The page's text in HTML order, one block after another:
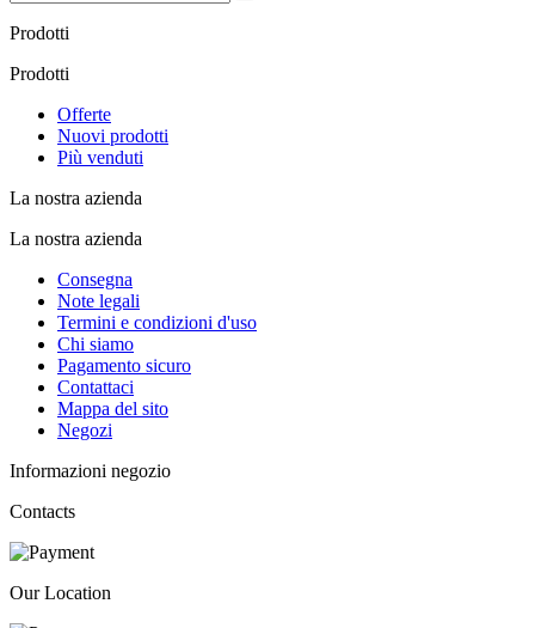
Prodotti
Prodotti
Offerte
Nuovi prodotti
Più venduti
La nostra azienda
La nostra azienda
Consegna
Note legali
Termini e condizioni d'uso
Chi siamo
Pagamento sicuro
Contattaci
Mappa del sito
Negozi
Informazioni negozio
Contacts
Our Location